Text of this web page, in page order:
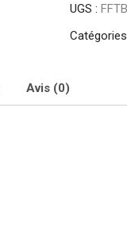
6boutons
UGS :
Avis (0)